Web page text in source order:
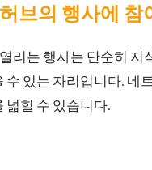
브의 행사에 참
리는 행사는 단순히 지
수 있는 자리입니다. 네
넓힐 수 있습니다.